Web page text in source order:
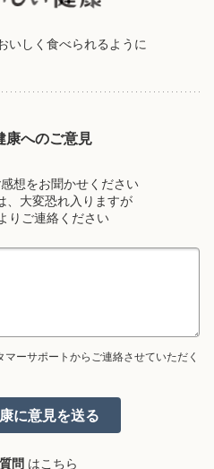
いしく食べられるように
康へのご意見
想をお聞かせください
、大変恐れ入りますが
りご連絡ください
ーサポートからご連絡させていただく
問 はこちら